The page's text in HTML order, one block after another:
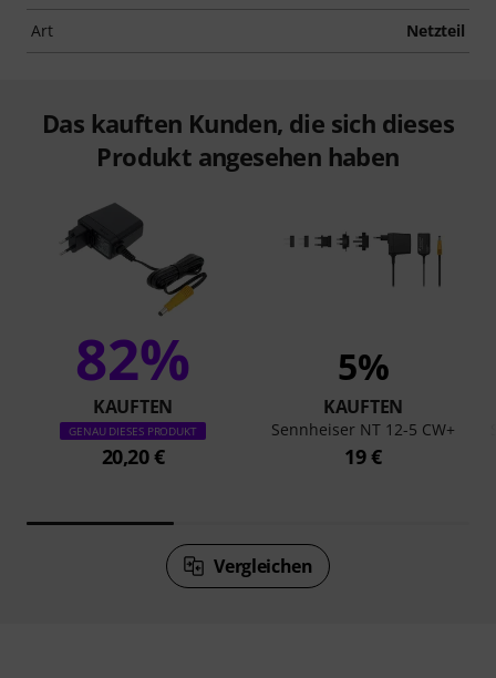
Art Netzteil
Das kauften Kunden, die sich dieses
Produkt angesehen haben
82%
KAUFTEN
GENAU DIESES PRODUKT
20,20 €
5%
KAUFTEN
Sennheiser NT 12-5 CW+
19 €
Vergleichen